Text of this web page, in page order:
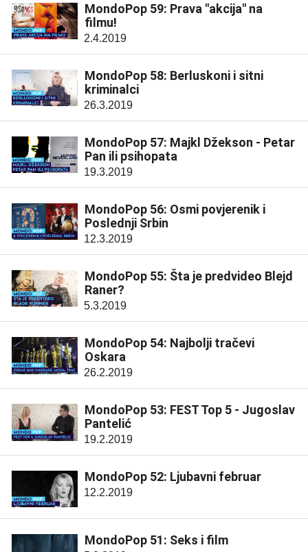
MondoPop 59: Prava "akcija" na
filmu!
2.4.2019
MondoPop 58: Berluskoni i sitni
kriminalci
26.3.2019
MondoPop 57: Majkl Džekson - Petar
Pan ili psihopata
19.3.2019
MondoPop 56: Osmi povjerenik i
Poslednji Srbin
12.3.2019
MondoPop 55: Šta je predvideo Blejd
Raner?
5.3.2019
MondoPop 54: Najbolji tračevi
Oskara
26.2.2019
MondoPop 53: FEST Top 5 - Jugoslav
Pantelić
19.2.2019
MondoPop 52: Ljubavni februar
12.2.2019
MondoPop 51: Seks i film